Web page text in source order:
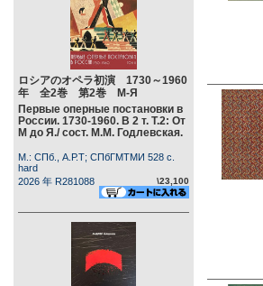
ロシアのオペラ初演 1730～1960
年 全2巻 第2巻 М-Я
Первые оперные постановки в
России. 1730-1960. В 2 т. Т.2: От
М до Я./ сост. М.М. Годлевская.
М.: СПб., А.Р.Т; СПбГМТМИ 528 c.
hard
2026 年 R281088
\23,100